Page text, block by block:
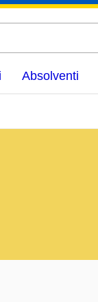
Absolventi